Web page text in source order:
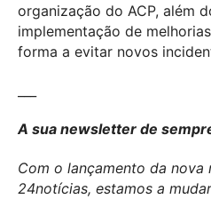
organização do ACP, além
implementação de
forma a evitar novos
A sua newsletter de
Com o lançamento da nova
24notícias, estamos a